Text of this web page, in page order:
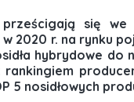
się we
2020 r. na rynku
hybrydowe do
5 nosidłowych